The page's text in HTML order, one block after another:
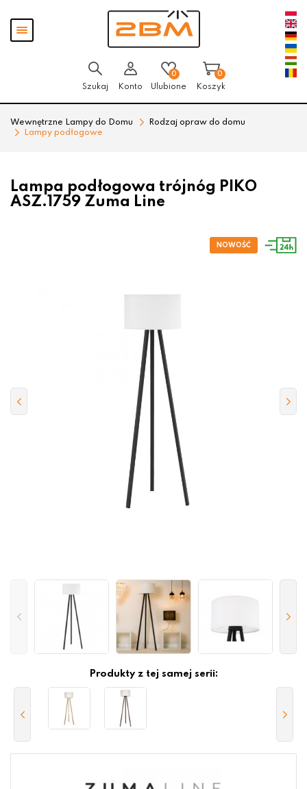
Pokaż
menu
Szukaj Konto
0
Ulubione
0
Koszyk
Wewnętrzne Lampy do Domu
Rodzaj opraw do domu
Lampy podłogowe
Lampa podłogowa trójnóg PIKO
ASZ.1759 Zuma Line
Produkty z tej samej serii: